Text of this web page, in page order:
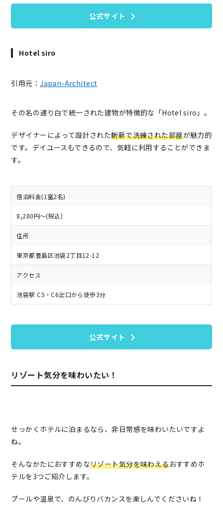
公式サイト
Hotel siro
引用元：Japan-Architect
その名の通り白で統一された建物が特徴的な「Hotel siro」。
デザイナーによって設計された斬新で洗練された部屋が魅力的
です。デイユースもできるので、気軽に利用することができま
す。
宿泊料金(1室2名)
8,280円～(税込)
住所
東京都豊島区池袋2丁目12-12
アクセス
池袋駅 C5・C6出口から徒歩3分
公式サイト
リゾート気分を味わいたい！
せっかくホテルに泊まるなら、非日常感を味わいたいですよ
ね。
そんなかたにおすすめなリゾート気分を味わえるおすすめホ
テルを3つご紹介します。
プールや温泉で、のんびりバカンスを楽しんでくださいね！